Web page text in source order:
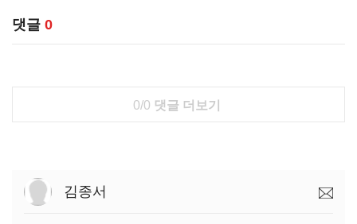
댓글 0
0/0 댓글 더보기
김종서